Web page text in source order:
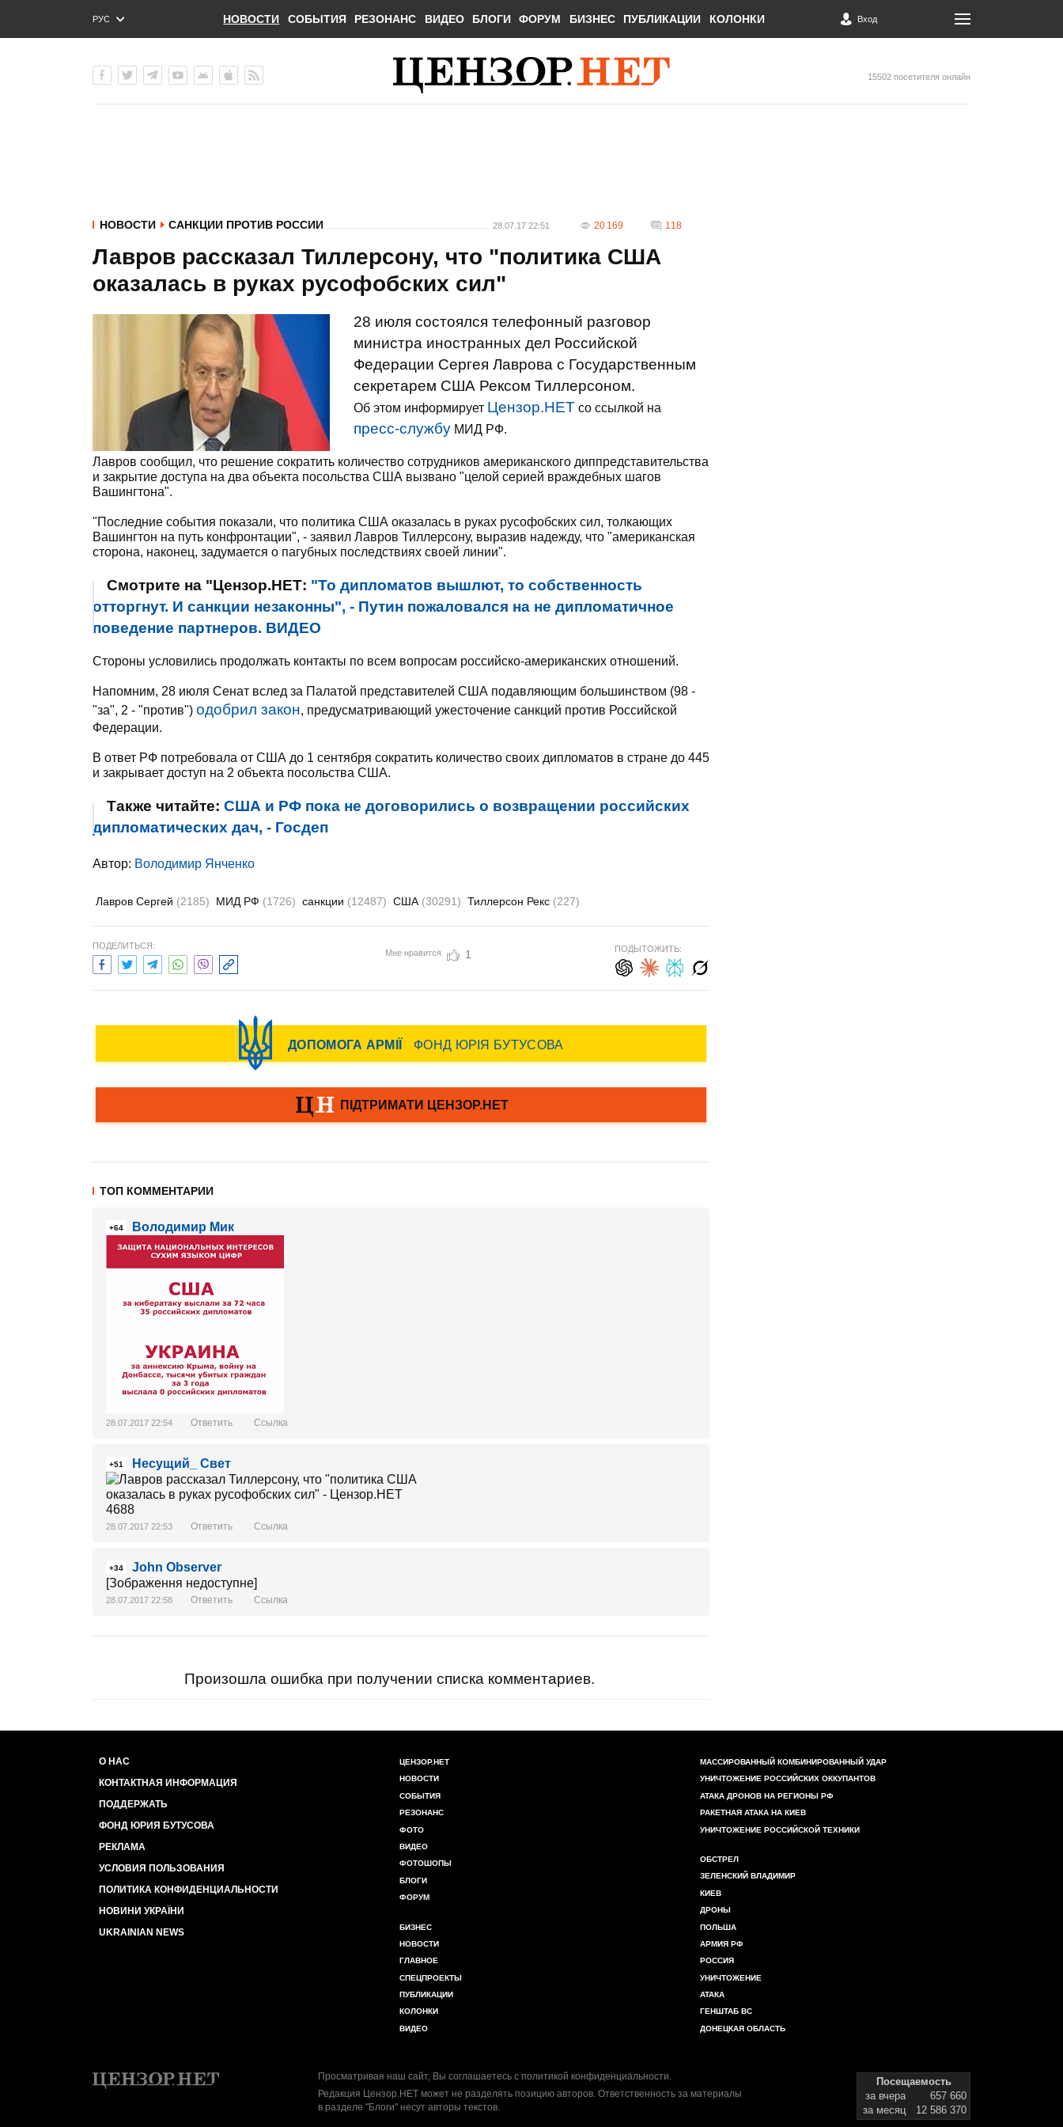
РУС
ENG
НОВОСТИ СОБЫТИЯ РЕЗОНАНС ВИДЕО БЛОГИ ФОРУМ БИЗНЕС ПУБЛИКАЦИИ КОЛОНКИ Вход
15502 посетителя онлайн
НОВОСТИ САНКЦИИ ПРОТИВ РОССИИ 28.07.17 22:51 20 169 118
Лавров рассказал Тиллерсону, что "политика США
оказалась в руках русофобских сил"
28 июля состоялся телефонный разговор
министра иностранных дел Российской
Федерации Сергея Лаврова с Государственным
секретарем США Рексом Тиллерсоном.
Об этом информирует Цензор.НЕТ со ссылкой на
пресс-службу МИД РФ.
Лавров сообщил, что решение сократить количество сотрудников американского диппредставительства
и закрытие доступа на два объекта посольства США вызвано "целой серией враждебных шагов
Вашингтона".
"Последние события показали, что политика США оказалась в руках русофобских сил, толкающих
Вашингтон на путь конфронтации", - заявил Лавров Тиллерсону, выразив надежду, что "американская
сторона, наконец, задумается о пагубных последствиях своей линии".
Смотрите на "Цензор.НЕТ: "То дипломатов вышлют, то собственность
отторгнут. И санкции незаконны", - Путин пожаловался на не дипломатичное
поведение партнеров. ВИДЕО
Стороны условились продолжать контакты по всем вопросам российско-американских отношений.
Напомним, 28 июля Сенат вслед за Палатой представителей США подавляющим большинством (98 -
"за", 2 - "против") одобрил закон, предусматривающий ужесточение санкций против Российской
Федерации.
В ответ РФ потребовала от США до 1 сентября сократить количество своих дипломатов в стране до 445
и закрывает доступ на 2 объекта посольства США.
Также читайте: США и РФ пока не договорились о возвращении российских
дипломатических дач, - Госдеп
Автор: Володимир Янченко
Лавров Сергей (2185) МИД РФ (1726) санкции (12487) США (30291) Тиллерсон Рекс (227)
ПОДЕЛИТЬСЯ:
Мне нравится 1 ПОДЫТОЖИТЬ:
ТОП КОММЕНТАРИИ
+64 Володимир Мик
28.07.2017 22:54 Ответить Ссылка
+51 Несущий_ Свет
28.07.2017 22:53 Ответить Ссылка
+34
John Observer
[Зображення недоступне]
28.07.2017 22:58 Ответить Ссылка
Произошла ошибка при получении списка комментариев.
О НАС
КОНТАКТНАЯ ИНФОРМАЦИЯ
ПОДДЕРЖАТЬ
ФОНД ЮРИЯ БУТУСОВА
РЕКЛАМА
УСЛОВИЯ ПОЛЬЗОВАНИЯ
ПОЛИТИКА КОНФИДЕНЦИАЛЬНОСТИ
НОВИНИ УКРАЇНИ
UKRAINIAN NEWS
ЦЕНЗОР.НЕТ
НОВОСТИ
СОБЫТИЯ
РЕЗОНАНС
ФОТО
ВИДЕО
ФОТОШОПЫ
БЛОГИ
ФОРУМ
БИЗНЕС
НОВОСТИ
ГЛАВНОЕ
СПЕЦПРОЕКТЫ
ПУБЛИКАЦИИ
КОЛОНКИ
ВИДЕО
МАССИРОВАННЫЙ КОМБИНИРОВАННЫЙ УДАР
УНИЧТОЖЕНИЕ РОССИЙСКИХ ОККУПАНТОВ
АТАКА ДРОНОВ НА РЕГИОНЫ РФ
РАКЕТНАЯ АТАКА НА КИЕВ
УНИЧТОЖЕНИЕ РОССИЙСКОЙ ТЕХНИКИ
ОБСТРЕЛ
ЗЕЛЕНСКИЙ ВЛАДИМИР
КИЕВ
ДРОНЫ
ПОЛЬША
АРМИЯ РФ
РОССИЯ
УНИЧТОЖЕНИЕ
АТАКА
ГЕНШТАБ ВС
ДОНЕЦКАЯ ОБЛАСТЬ
Просматривая наш сайт, Вы соглашаетесь с политикой конфиденциальности.
Редакция Цензор.НЕТ может не разделять позицию авторов. Ответственность за материалы
в разделе "Блоги" несут авторы текстов.
Посещаемость
за вчера
657 660
за месяц
12 586 370